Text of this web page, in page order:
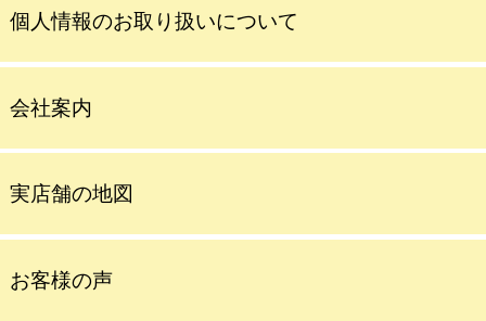
個人情報のお取り扱いについて
会社案内
実店舗の地図
お客様の声